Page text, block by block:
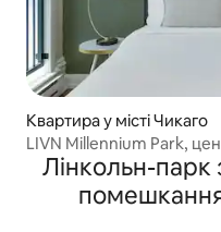
Квартира у місті Чикаго
LIVN Millennium Park,
Лінкольн-парк